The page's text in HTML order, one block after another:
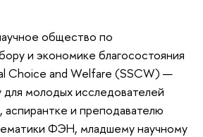
общество по
и экономике благосостояния
Choice and Welfare (SSCW) —
для молодых исследователей
и преподавателю
ФЭН, младшему научному